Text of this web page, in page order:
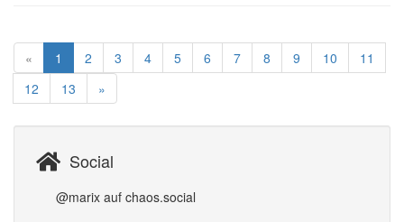
« 1 2 3 4 5 6 7 8 9 10
11
12
13 »
Social
@marix auf chaos.social